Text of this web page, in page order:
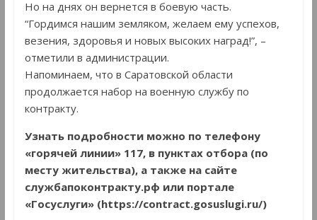
Но на днях он вернется в боевую часть.
“Гордимся нашим земляком, желаем ему успехов,
везения, здоровья и новых высоких наград!”, –
отметили в администрации.
Напоминаем, что в Саратовской области
продолжается набор на военную службу по
контракту.
Узнать подробности можно по телефону
«горячей линии» 117, в пунктах отбора (по
месту жительства), а также на сайте
службапоконтракту.рф или портале
«Госуслуги» (https://contract.gosuslugi.ru/)